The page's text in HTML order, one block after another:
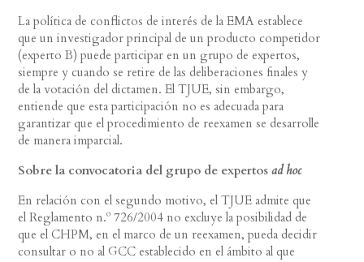
La política de conflictos de interés de la EMA establece
que un investigador principal de un producto competidor
(experto B) puede participar en un grupo de expertos,
siempre y cuando se retire de las deliberaciones finales y
de la votación del dictamen. El TJUE, sin embargo,
entiende que esta participación no es adecuada para
garantizar que el procedimiento de reexamen se desarrolle
de manera imparcial.
Sobre la convocatoria del grupo de expertos ad hoc
En relación con el segundo motivo, el TJUE admite que
el Reglamento n.º 726/2004 no excluye la posibilidad de
que el CHPM, en el marco de un reexamen, pueda decidir
consultar o no al GCC establecido en el ámbito al que